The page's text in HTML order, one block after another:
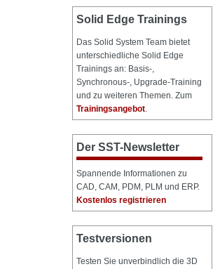
Solid Edge Trainings
Das Solid System Team bietet
unterschiedliche Solid Edge
Trainings an: Basis-,
Synchronous-, Upgrade-Training
und zu weiteren Themen. Zum
Trainingsangebot.
Der SST-Newsletter
Spannende Informationen zu
CAD, CAM, PDM, PLM und ERP.
Kostenlos registrieren
Testversionen
Testen Sie unverbindlich die 3D